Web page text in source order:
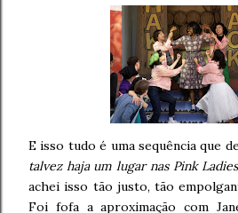
E isso tudo é uma sequência que
talvez haja um lugar nas Pink
achei isso tão justo, tão
Foi fofa a aproximação com